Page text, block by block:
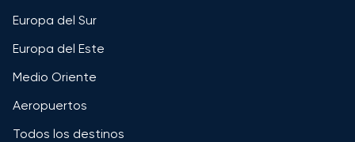
Europa del Sur
Europa del Este
Medio Oriente
Aeropuertos
Todos los destinos